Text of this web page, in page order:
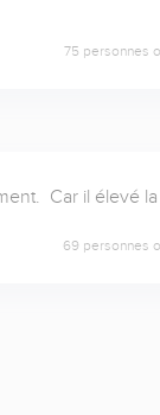
75 personnes
Car il élevé
69 personnes